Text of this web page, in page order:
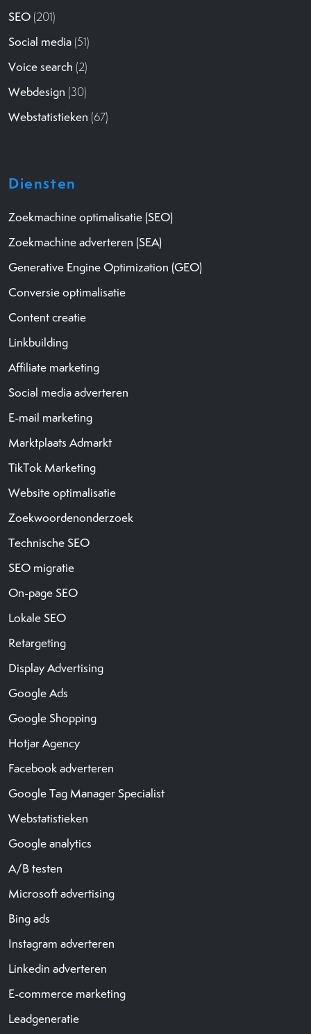
SEO (201)
Social media (51)
Voice search (2)
Webdesign (30)
Webstatistieken (67)
Diensten
Zoekmachine optimalisatie (SEO)
Zoekmachine adverteren (SEA)
Generative Engine Optimization (GEO)
Conversie optimalisatie
Content creatie
Linkbuilding
Affiliate marketing
Social media adverteren
E-mail marketing
Marktplaats Admarkt
TikTok Marketing
Website optimalisatie
Zoekwoordenonderzoek
Technische SEO
SEO migratie
On-page SEO
Lokale SEO
Retargeting
Display Advertising
Google Ads
Google Shopping
Hotjar Agency
Facebook adverteren
Google Tag Manager Specialist
Webstatistieken
Google analytics
A/B testen
Microsoft advertising
Bing ads
Instagram adverteren
Linkedin adverteren
E-commerce marketing
Leadgeneratie